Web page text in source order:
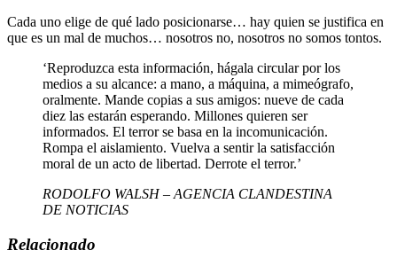
Cada uno elige de qué lado posicionarse… hay quien se justifica en
que es un mal de muchos… nosotros no, nosotros no somos tontos.
‘Reproduzca esta información, hágala circular por los
medios a su alcance: a mano, a máquina, a mimeógrafo,
oralmente. Mande copias a sus amigos: nueve de cada
diez las estarán esperando. Millones quieren ser
informados. El terror se basa en la incomunicación.
Rompa el aislamiento. Vuelva a sentir la satisfacción
moral de un acto de libertad. Derrote el terror.’
RODOLFO WALSH – AGENCIA CLANDESTINA
DE NOTICIAS
Relacionado